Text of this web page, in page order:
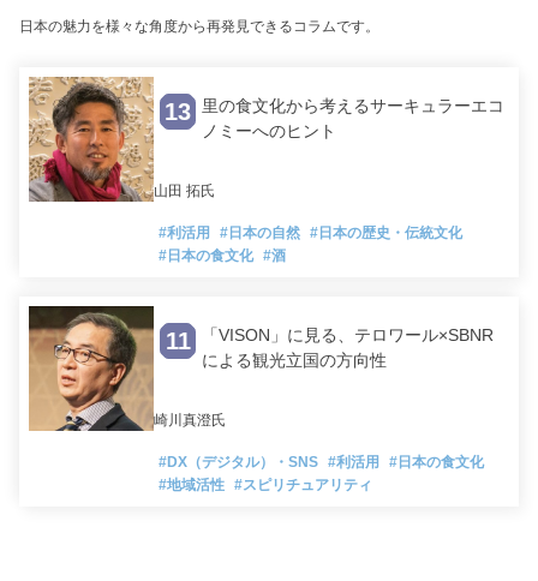
日本の魅力を様々な角度から再発見できるコラムです。
13
里の食文化から考えるサーキュラーエコ
ノミーへのヒント
山田 拓氏
#利活用 #日本の自然 #日本の歴史・伝統文化
#日本の食文化 #酒
11
「VISON」に見る、テロワール×SBNR
による観光立国の方向性
崎川真澄氏
#DX（デジタル）・SNS #利活用
#日本の食文化
#地域活性 #スピリチュアリティ